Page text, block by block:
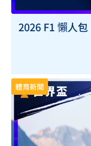
2026 F1 懶人
體育新聞